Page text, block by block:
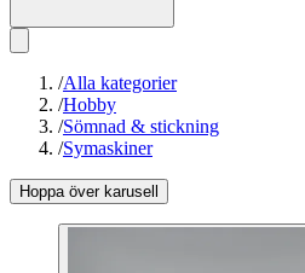
/Alla kategorier
/Hobby
/Sömnad & stickning
/Symaskiner
Hoppa över karusell